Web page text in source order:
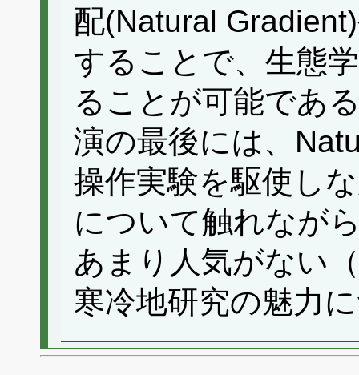
配(Natural
することで、生態
ることが可能であ
演の最後には、
操作実験を駆使し
について触れなが
あまり人気がない
寒冷地研究の魅力